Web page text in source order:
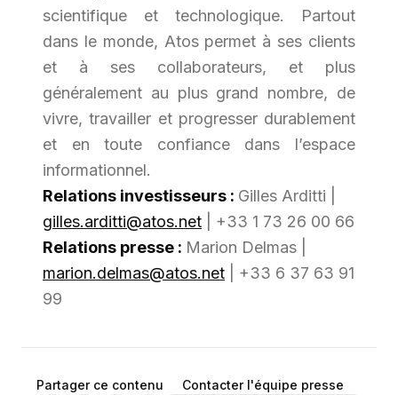
scientifique et technologique. Partout
dans le monde, Atos permet à ses clients
et à ses collaborateurs, et plus
généralement au plus grand nombre, de
vivre, travailler et progresser durablement
et en toute confiance dans l’espace
informationnel.
Relations investisseurs : Gilles Arditti |
gilles.arditti@atos.net | +33 1 73 26 00 66
Relations presse : Marion Delmas |
marion.delmas@atos.net | +33 6 37 63 91
99
Partager ce contenu
Contacter l'équipe presse